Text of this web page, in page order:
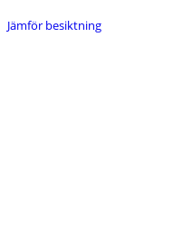
Jämför besiktning